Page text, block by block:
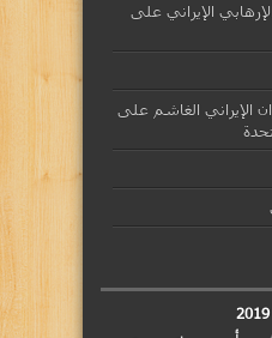
الإيراني على
الإيراني الغاشم على